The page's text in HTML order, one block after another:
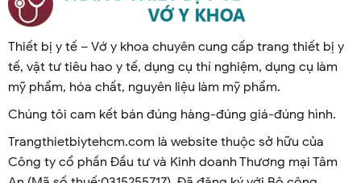
nước,
với X là nồng độ cần dùng.
Nguồn: Trangthietbiytehcm.com
Thiết bị y tế – Vớ y khoa chuyên cung cấp trang thiết bị y
tế, vật tư tiêu hao y tế, dụng cụ thí nghiệm, dụng cụ làm
mỹ phẩm, hóa chất, nguyên liệu làm mỹ phẩm.
Chúng tôi cam kết bán đúng hàng-đúng giá-đúng hình.
Trangthietbiytehcm.com là website thuộc sở hữu của
Công ty cổ phần Đầu tư và Kinh doanh Thương mại Tâm